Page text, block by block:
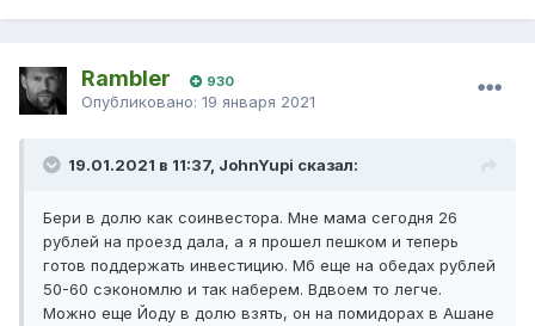
Rambler 930
Опубликовано: 19 января 2021
19.01.2021 в 11:37, JohnYupi сказал:
Бери в долю как соинвестора. Мне мама сегодня 26
рублей на проезд дала, а я прошел пешком и теперь
готов поддержать инвестицию. Мб еще на обедах рублей
50-60 сэкономлю и так наберем. Вдвоем то легче.
Можно еще Йоду в долю взять, он на помидорах в Ашане